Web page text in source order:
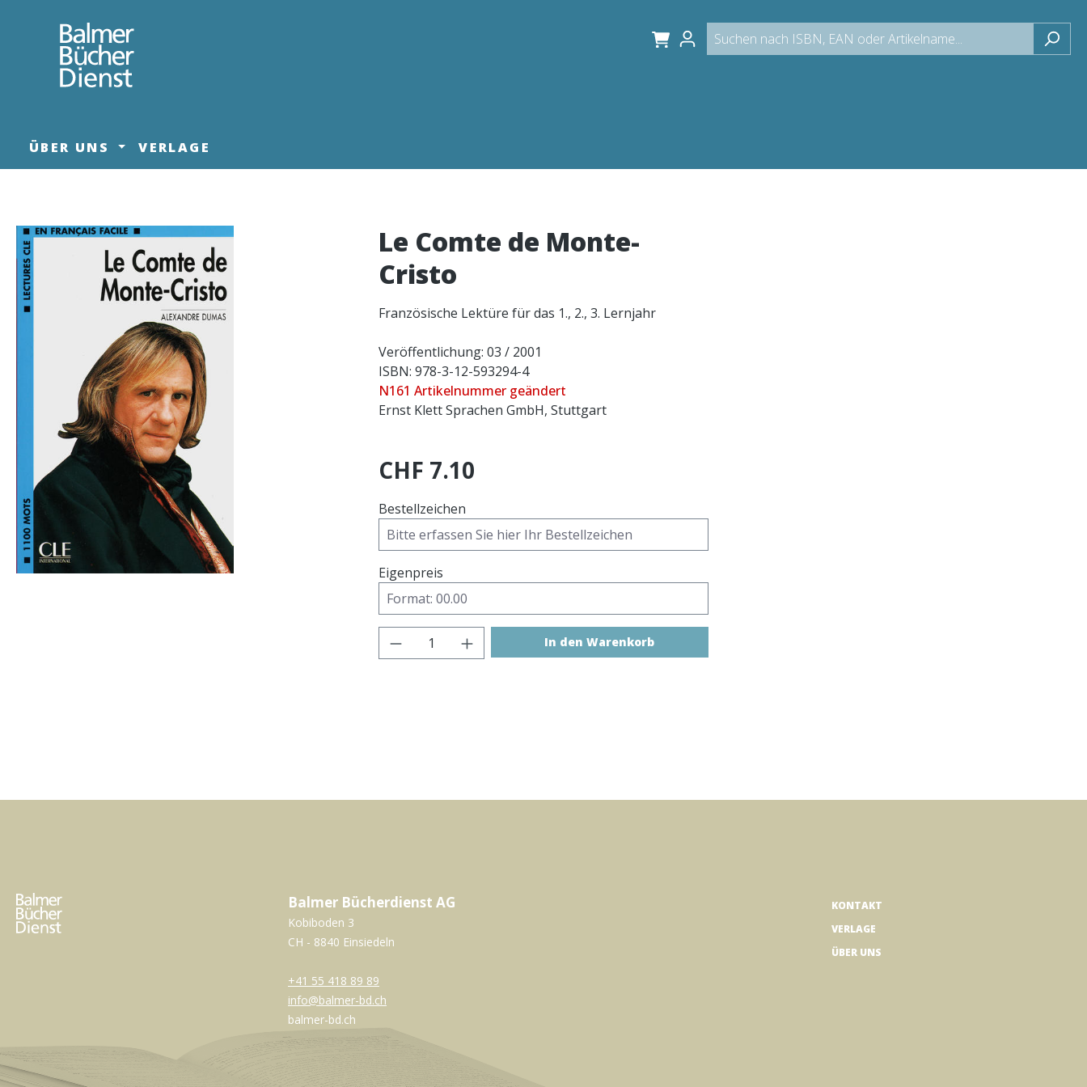
Zur Hauptnavigation springen
ÜBER UNS VERLAGE
Bildergalerie überspringen
Le Comte de Monte-
Cristo
Französische Lektüre für das 1., 2., 3. Lernjahr
Veröffentlichung: 03 / 2001
ISBN: 978-3-12-593294-4
N161 Artikelnummer geändert
Ernst Klett Sprachen GmbH, Stuttgart
CHF 7.10
Bestellzeichen
Eigenpreis
Produkt Anzahl: Gib den gewünschten Wert ein oder benutze die
In den Warenkorb
Balmer Bücherdienst AG
Kobiboden 3
CH - 8840 Einsiedeln
+41 55 418 89 89
info@balmer-bd.ch
balmer-bd.ch
KONTAKT
VERLAGE
ÜBER UNS